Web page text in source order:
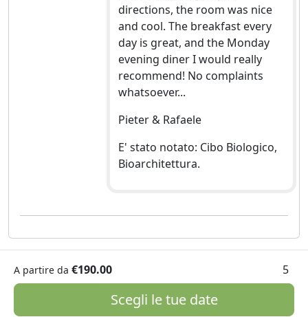
directions, the room was nice
and cool. The breakfast every
day is great, and the Monday
evening diner I would really
recommend! No complaints
whatsoever...
Pieter & Rafaele
E' stato notato: Cibo Biologico,
Bioarchitettura.
A partire da €190.00 5
Scegli le tue date